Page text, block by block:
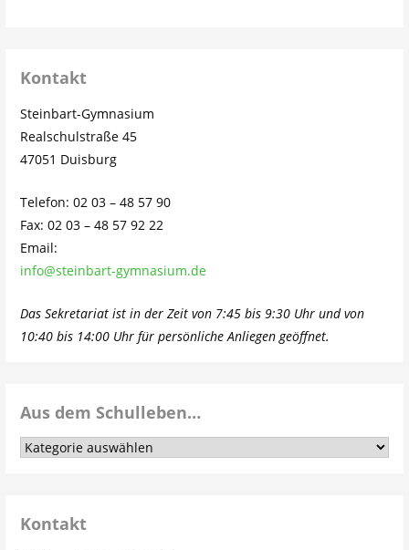
Kontakt
Steinbart-Gymnasium
Realschulstraße 45
47051 Duisburg
Telefon: 02 03 – 48 57 90
Fax: 02 03 – 48 57 92 22
Email:
info@steinbart-gymnasium.de
Das Sekretariat ist in der Zeit von 7:45 bis 9:30 Uhr und von
10:40 bis 14:00 Uhr für persönliche Anliegen geöffnet.
Aus dem Schulleben…
Aus
Kontakt